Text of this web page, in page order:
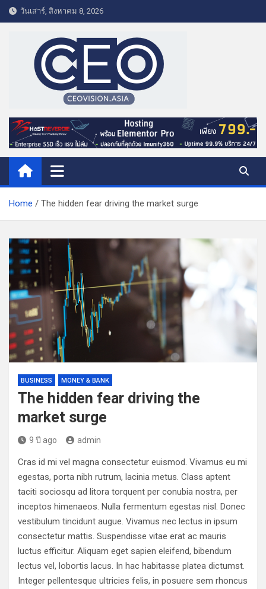
k
e
t
วันเสาร์, สิงหาคม 8, 2026
CEO VISION.ASIA
Business & Lifestyle
Home The hidden fear driving the market surge
BUSINESS MONEY & BANK
The hidden fear driving the
market surge
9 ปี ago admin
Cras id mi vel magna consectetur euismod. Vivamus eu mi
egestas, porta nibh rutrum, lacinia metus. Class aptent
taciti sociosqu ad litora torquent per conubia nostra, per
inceptos himenaeos. Nulla fermentum egestas nisl. Donec
vestibulum tincidunt augue. Vivamus nec lectus in ipsum
consectetur mattis. Suspendisse vitae erat ac mauris
luctus efficitur. Aliquam eget sapien eleifend, bibendum
lectus vel, lobortis lacus. In hac habitasse platea dictumst.
Integer pellentesque ultricies felis, in posuere sem rhoncus